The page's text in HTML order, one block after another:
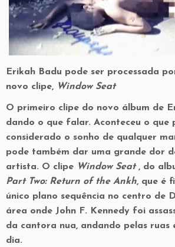
Erikah Badu pode ser processada
novo clipe, Window Seat
O primeiro clipe do novo álbum de
dando o que falar. Aconteceu o que
considerado o sonho de qualquer
pode também dar uma grande dor
artista. O clipe Window Seat , do
Part Two: Return of the Ankh, que é
único plano sequência no centro de
área onde John F. Kennedy foi
da cantora nua, andando pelas ruas
dia.